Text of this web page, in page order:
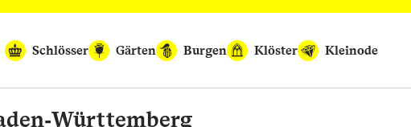
Schlösser
Gärten Burgen Klöster Kleinode